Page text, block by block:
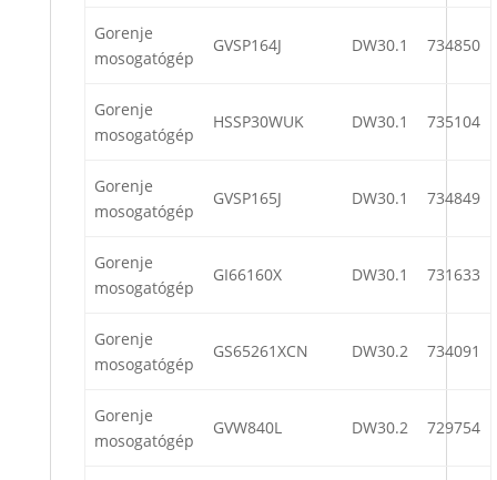
Gorenje
mosogatógép
GVSP164J DW30.1 734850
Gorenje
mosogatógép
HSSP30WUK DW30.1 735104
Gorenje
mosogatógép
GVSP165J DW30.1 734849
Gorenje
mosogatógép
GI66160X DW30.1 731633
Gorenje
mosogatógép
GS65261XCN DW30.2 734091
Gorenje
mosogatógép
GVW840L DW30.2 729754